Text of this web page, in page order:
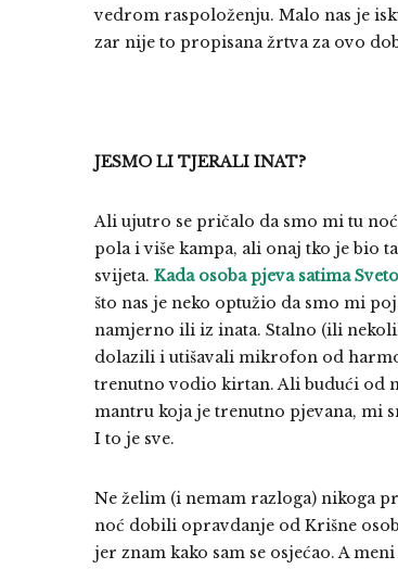
vedrom raspoloženju. Malo nas je
zar nije to propisana žrtva za ovo
JESMO LI TJERALI INAT?
Ali ujutro se pričalo da smo mi tu
pola i više kampa, ali onaj tko je bio
svijeta. Kada osoba pjeva satima
što nas je neko optužio da smo mi
namjerno ili iz inata. Stalno (ili
dolazili i utišavali mikrofon od
trenutno vodio kirtan. Ali budući od
mantru koja je trenutno pjevana, mi
I to je sve.
Ne želim (i nemam razloga) nikoga
noć dobili opravdanje od Krišne
jer znam kako sam se osjećao. A